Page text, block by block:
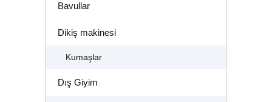
Bavullar
Dikiş makinesi
Kumaşlar
Dış Giyim